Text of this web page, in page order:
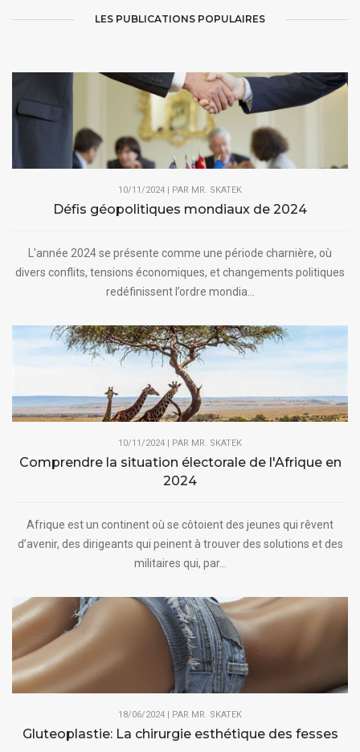
LES PUBLICATIONS POPULAIRES
10/11/2024 | PAR MR. SKATEK
Défis géopolitiques mondiaux de 2024
L'année 2024 se présente comme une période charnière, où
divers conflits, tensions économiques, et changements politiques
redéfinissent l’ordre mondia...
10/11/2024 | PAR MR. SKATEK
Comprendre la situation électorale de l'Afrique en
2024
Afrique est un continent où se côtoient des jeunes qui rêvent
d’avenir, des dirigeants qui peinent à trouver des solutions et des
militaires qui, par...
18/06/2024 | PAR MR. SKATEK
Gluteoplastie: La chirurgie esthétique des fesses